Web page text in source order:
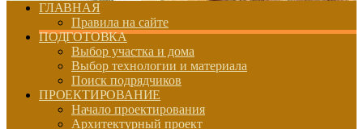
ГЛАВНАЯ
Правила на сайте
ПОДГОТОВКА
Выбор участка и дома
Выбор технологии и материала
Поиск подрядчиков
ПРОЕКТИРОВАНИЕ
Начало проектирования
Архитектурный проект